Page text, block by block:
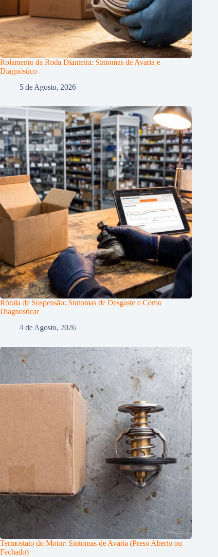
Rolamento da Roda Dianteira: Sintomas de Avaria e
Diagnóstico
5 de Agosto, 2026
Rótula de Suspensão: Sintomas de Desgaste e Como
Diagnosticar
4 de Agosto, 2026
Termostato do Motor: Sintomas de Avaria (Preso Aberto ou
Fechado)